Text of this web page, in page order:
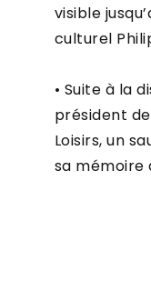
visible
culturel
• Suite à la
président
Loisirs, un
sa mémoire